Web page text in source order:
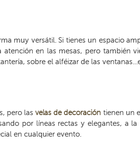
muy versátil. Si tienes un espacio
atención en las mesas, pero también
sobre el alféizar de las
pero lasvelas de decoración tienen un
por líneas rectas y elegantes, a
en cualquier evento.